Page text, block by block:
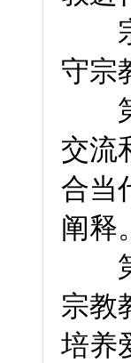
宗
守宗
第
交流
合当
阐释
第
宗教
培养